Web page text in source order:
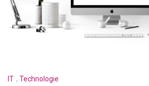
IT , Technologie